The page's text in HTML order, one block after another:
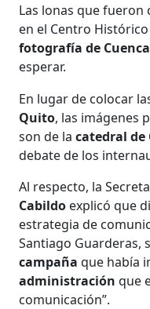
Las lonas que fueron
en el Centro
fotografía de Cuenca
esperar.
En lugar de colocar
Quito, las imágenes
son de lacatedral de
debate de los
Al respecto, la
Cabildo explicó que
estrategia de
Santiago Guarderas,
campaña que había
administración que
comunicación”.